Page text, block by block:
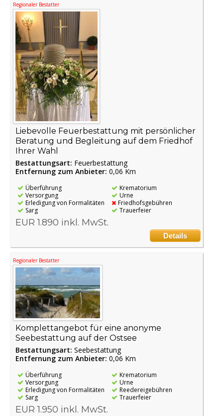
Regionaler Bestatter
Liebevolle Feuerbestattung mit persönlicher
Beratung und Begleitung auf dem Friedhof
Ihrer Wahl
Bestattungsart: Feuerbestattung
Entfernung zum Anbieter: 0,06 Km
Überführung
Versorgung
Erledigung von Formalitäten
Sarg
Krematorium
Urne
Friedhofsgebühren
Trauerfeier
EUR 1.890 inkl. MwSt.
Details
Regionaler Bestatter
Komplettangebot für eine anonyme
Seebestattung auf der Ostsee
Bestattungsart: Seebestattung
Entfernung zum Anbieter: 0,06 Km
Überführung
Versorgung
Erledigung von Formalitäten
Sarg
Krematorium
Urne
Reedereigebühren
Trauerfeier
EUR 1.950 inkl. MwSt.